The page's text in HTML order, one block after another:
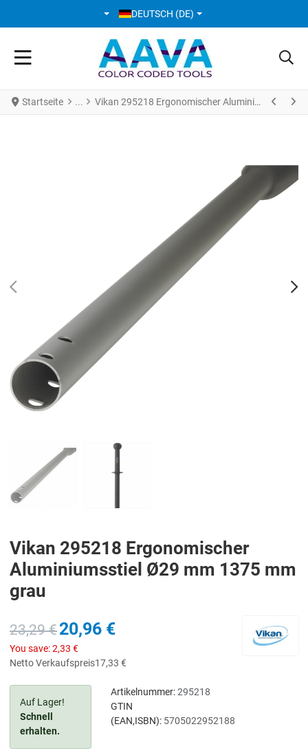
SPRACHE AUSWÄHLEN
DEUTSCH (DE)
Startseite Vikan 295218 Ergonomischer Aluminiumsstiel Ø29 mm 1375 mm grau
Vikan 295218 Ergonomischer
Aluminiumsstiel Ø29 mm 1375 mm
grau
23,29 €20,96 €
You save:2,33 €
Netto Verkaufspreis17,33 €
Auf Lager!
Schnell
erhalten.
Artikelnummer:295218
GTIN
(EAN,ISBN): 5705022952188